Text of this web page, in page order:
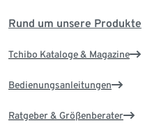
Rund um unsere Produkte
Tchibo Kataloge & Magazine
Bedienungsanleitungen
Ratgeber & Größenberater